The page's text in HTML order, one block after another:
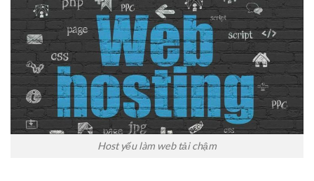
Host yếu làm web tải chậm